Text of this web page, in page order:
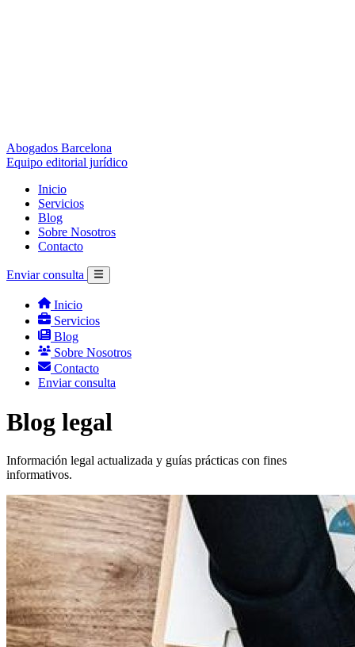
Abogados Barcelona
Equipo editorial jurídico
Inicio
Servicios
Blog
Sobre Nosotros
Contacto
Enviar consulta
Inicio
Servicios
Blog
Sobre Nosotros
Contacto
Enviar consulta
Blog legal
Información legal actualizada y guías prácticas con fines
informativos.